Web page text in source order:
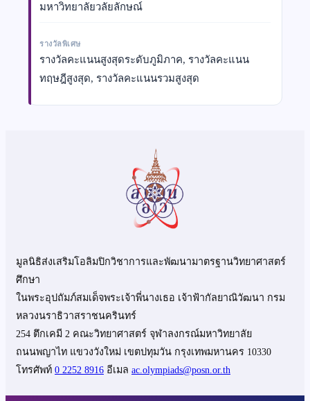
มหาวิทยาลัยวลัยลักษณ์
รางวัลพิเศษ
รางวัลคะแนนสูงสุดระดับภูมิภาค, รางวัลคะแนน
ทฤษฎีสูงสุด, รางวัลคะแนนรวมสูงสุด
มูลนิธิส่งเสริมโอลิมปิกวิชาการและพัฒนามาตรฐานวิทยาศาสตร์
ศึกษา
ในพระอุปถัมภ์สมเด็จพระเจ้าพี่นางเธอ เจ้าฟ้ากัลยาณิวัฒนา กรม
หลวงนราธิวาสราชนครินทร์
254 ตึกเคมี 2 คณะวิทยาศาสตร์ จุฬาลงกรณ์มหาวิทยาลัย
ถนนพญาไท แขวงวังใหม่ เขตปทุมวัน กรุงเทพมหานคร 10330
โทรศัพท์ 0 2252 8916 อีเมล ac.olympiads@posn.or.th